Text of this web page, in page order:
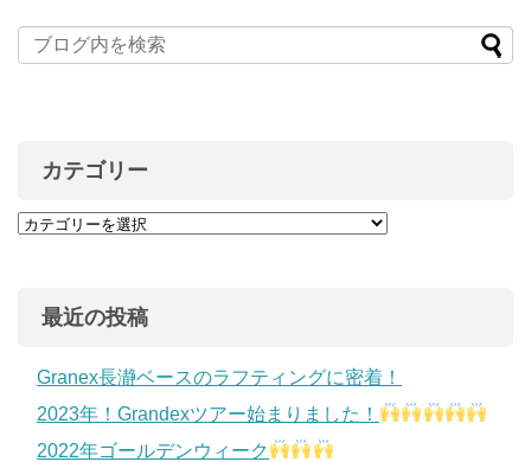
カテゴリー
最近の投稿
Granex長瀞ベースのラフティングに密着！
2023年！Grandexツアー始まりました！
2022年ゴールデンウィーク